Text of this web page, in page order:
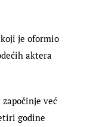
koji je oformio
aktera
već
godine